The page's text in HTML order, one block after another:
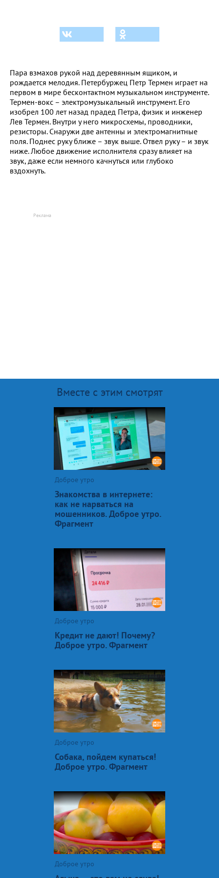
Пара взмахов рукой над деревянным ящиком, и
рождается мелодия. Петербуржец Петр Термен играет на
первом в мире бесконтактном музыкальном инструменте.
Термен-вокс – электромузыкальный инструмент. Его
изобрел 100 лет назад прадед Петра, физик и инженер
Лев Термен. Внутри у него микросхемы, проводники,
резисторы. Снаружи две антенны и электромагнитные
поля. Поднес руку ближе – звук выше. Отвел руку – и звук
ниже. Любое движение исполнителя сразу влияет на
звук, даже если немного качнуться или глубоко
вздохнуть.
Вместе с этим смотрят
Доброе утро
Знакомства в интернете:
как не нарваться на
мошенников. Доброе утро.
Фрагмент
Доброе утро
Кредит не дают! Почему?
Доброе утро. Фрагмент
Доброе утро
Собака, пойдем купаться!
Доброе утро. Фрагмент
Доброе утро